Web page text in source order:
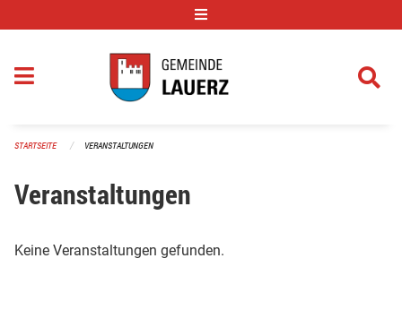
STARTSEITE VERANSTALTUNGEN
Veranstaltungen
Keine Veranstaltungen gefunden.